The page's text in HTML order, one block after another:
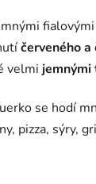
červeného a
velmi jemnými
se hodí
pizza, sýry,